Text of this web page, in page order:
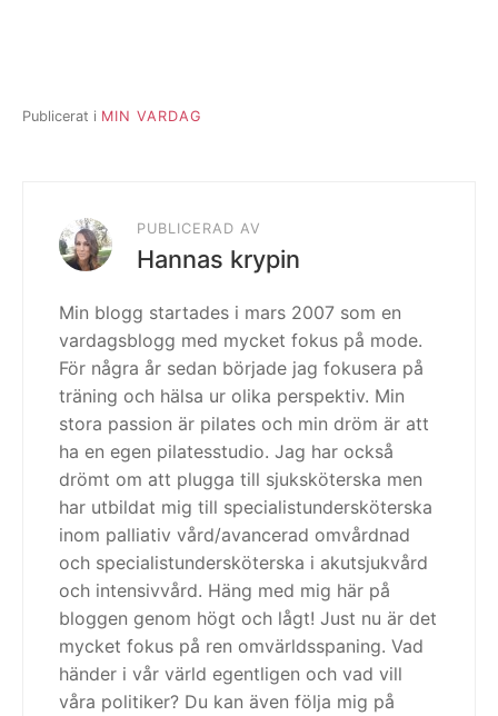
Publicerat i MIN VARDAG
PUBLICERAD AV
Hannas krypin
Min blogg startades i mars 2007 som en
vardagsblogg med mycket fokus på mode.
För några år sedan började jag fokusera på
träning och hälsa ur olika perspektiv. Min
stora passion är pilates och min dröm är att
ha en egen pilatesstudio. Jag har också
drömt om att plugga till sjuksköterska men
har utbildat mig till specialistundersköterska
inom palliativ vård/avancerad omvårdnad
och specialistundersköterska i akutsjukvård
och intensivvård. Häng med mig här på
bloggen genom högt och lågt! Just nu är det
mycket fokus på ren omvärldsspaning. Vad
händer i vår värld egentligen och vad vill
våra politiker? Du kan även följa mig på